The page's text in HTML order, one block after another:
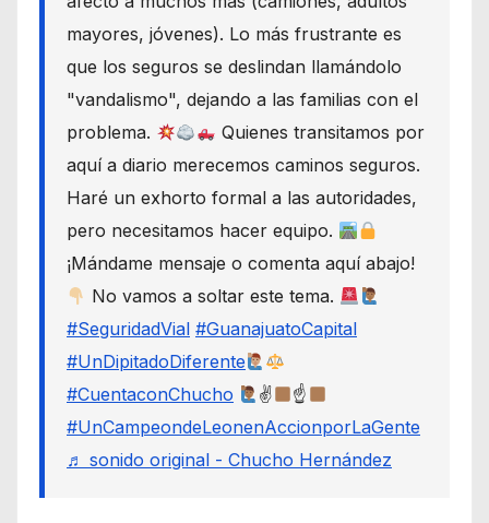
mayores, jóvenes). Lo más frustrante es
que los seguros se deslindan llamándolo
"vandalismo", dejando a las familias con el
problema.
Quienes transitamos por
aquí a diario merecemos caminos seguros.
Haré un exhorto formal a las autoridades,
pero necesitamos hacer equipo.
¡Mándame mensaje o comenta aquí abajo!
No vamos a soltar este tema.
#SeguridadVial #GuanajuatoCapital
#UnDipitadoDiferente
#CuentaconChucho
✌
☝
#UnCampeondeLeonenAccionporLaGente
♬ sonido original - Chucho Hernández